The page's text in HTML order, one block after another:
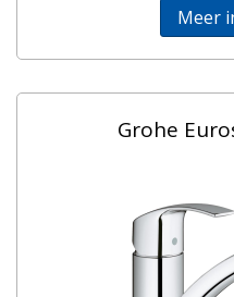
Meer
Grohe